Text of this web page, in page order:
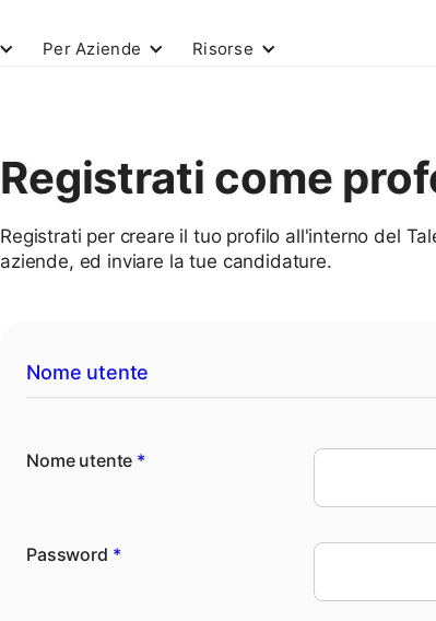
Per Aziende Risorse
Registrati come
Registrati per creare il tuo profilo all'interno del
aziende, ed inviare la tue candidature.
Nome utente
Nome utente *
Password *